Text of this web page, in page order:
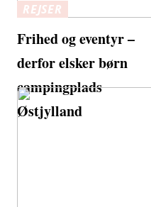
REJSER
Frihed og eventyr –
derfor elsker børn
campingplads
Østjylland